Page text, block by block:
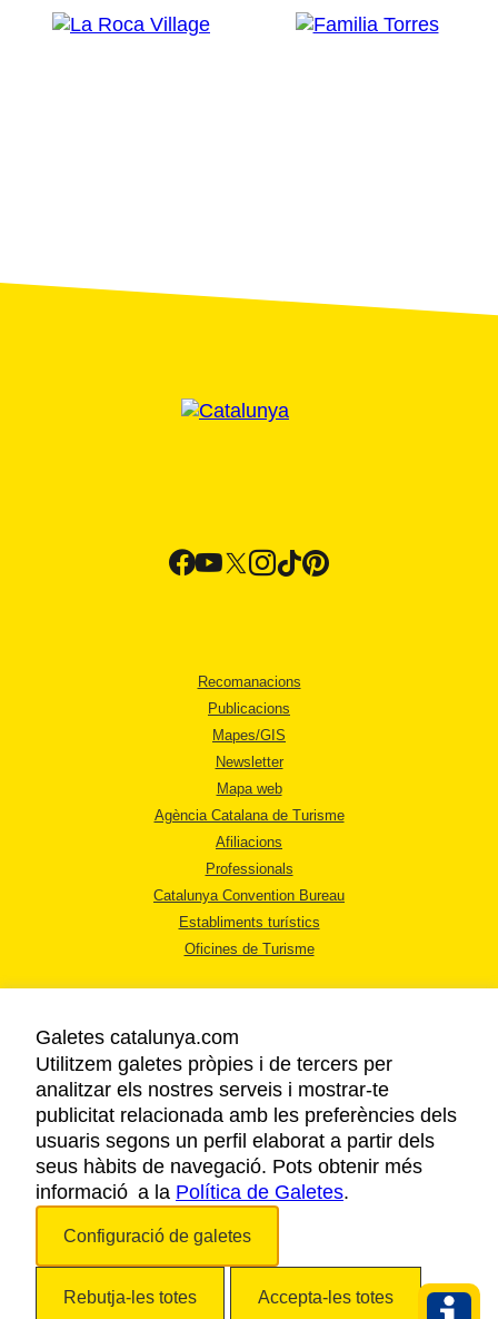
Recomanacions
Publicacions
Mapes/GIS
Newsletter
Mapa web
Agència Catalana de Turisme
Afiliacions
Professionals
Catalunya Convention Bureau
Establiments turístics
Oficines de Turisme
AVÍS LEGAL
POLÍTICA DE PRIVACITAT
COOKIES
ACCESSIBILITAT
Galetes catalunya.com
Utilitzem galetes pròpies i de tercers per
analitzar els nostres serveis i mostrar-te
publicitat relacionada amb les preferències dels
usuaris segons un perfil elaborat a partir dels
seus hàbits de navegació. Pots obtenir més
informació a la Política de Galetes.
Configuració de galetes
Rebutja-les totes Accepta-les totes